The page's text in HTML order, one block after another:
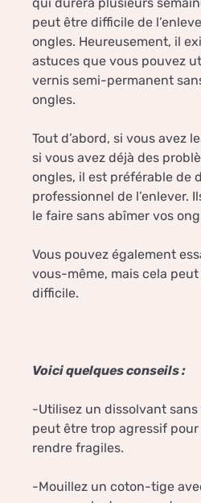
peut être difficile de
ongles. Heureusement, il
astuces que vous pouvez
vernis semi-permanent
ongles.
Tout d’abord, si vous avez
si vous avez déjà des
ongles, il est préférable de
professionnel de l’enlever.
le faire sans abîmer vos
Vous pouvez également
vous-même, mais cela
difficile.
Voici quelques conseils :
-Utilisez un dissolvant sans
peut être trop agressif
rendre fragiles.
-Mouillez un coton-tige